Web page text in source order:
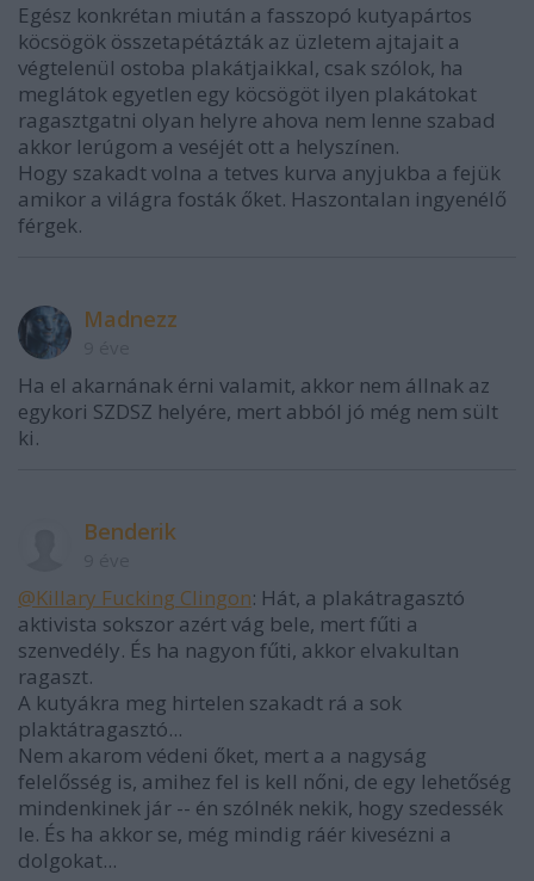
Egész konkrétan miután a fasszopó kutyapártos
köcsögök összetapétázták az üzletem ajtajait a
végtelenül ostoba plakátjaikkal, csak szólok, ha
meglátok egyetlen egy köcsögöt ilyen plakátokat
ragasztgatni olyan helyre ahova nem lenne szabad
akkor lerúgom a veséjét ott a helyszínen.
Hogy szakadt volna a tetves kurva anyjukba a fejük
amikor a világra fosták őket. Haszontalan ingyenélő
férgek.
Madnezz
Ha el akarnának érni valamit, akkor nem állnak az
egykori SZDSZ helyére, mert abból jó még nem sült
ki.
Benderik
@Killary Fucking Clingon: Hát, a plakátragasztó
aktivista sokszor azért vág bele, mert fűti a
szenvedély. És ha nagyon fűti, akkor elvakultan
ragaszt.
A kutyákra meg hirtelen szakadt rá a sok
plaktátragasztó...
Nem akarom védeni őket, mert a a nagyság
felelősség is, amihez fel is kell nőni, de egy lehetőség
mindenkinek jár -- én szólnék nekik, hogy szedessék
le. És ha akkor se, még mindig ráér kivesézni a
dolgokat...